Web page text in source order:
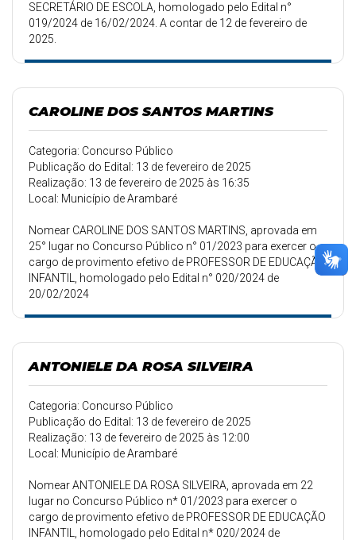
SECRETÁRIO DE ESCOLA, homologado pelo Edital n°
019/2024 de 16/02/2024. A contar de 12 de fevereiro de
2025.
CAROLINE DOS SANTOS MARTINS
Categoria: Concurso Público
Publicação do Edital: 13 de fevereiro de 2025
Realização: 13 de fevereiro de 2025 às 16:35
Local: Município de Arambaré
Nomear CAROLINE DOS SANTOS MARTINS, aprovada em
25° lugar no Concurso Público n° 01/2023 para exercer o
cargo de provimento efetivo de PROFESSOR DE EDUCAÇÃO
INFANTIL, homologado pelo Edital n° 020/2024 de
20/02/2024
ANTONIELE DA ROSA SILVEIRA
Categoria: Concurso Público
Publicação do Edital: 13 de fevereiro de 2025
Realização: 13 de fevereiro de 2025 às 12:00
Local: Município de Arambaré
Nomear ANTONIELE DA ROSA SILVEIRA, aprovada em 22
lugar no Concurso Público n* 01/2023 para exercer o
cargo de provimento efetivo de PROFESSOR DE EDUCAÇÃO
INFANTIL, homologado pelo Edital n* 020/2024 de